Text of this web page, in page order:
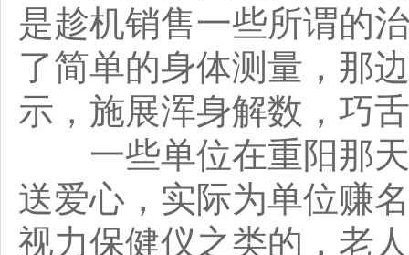
是趁机销售一些所谓的
了简单的身体测量，那
示，施展浑身解数，巧
一些单位在重阳那天
送爱心，实际为单位赚
视力保健仪之类的，老